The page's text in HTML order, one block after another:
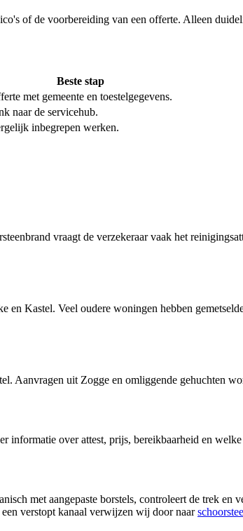
of de voorbereiding van een offerte. Alleen
Beste stap
met gemeente en toestelgegevens.
naar de servicehub.
inbegrepen werken.
vraagt de verzekeraar vaak het
Kastel. Veel oudere woningen hebben
Aanvragen uit Zogge en omliggende gehuchten
informatie over attest, prijs, bereikbaarheid en
met aangepaste borstels, controleert de trek
verstopt kanaal verwijzen wij door naar